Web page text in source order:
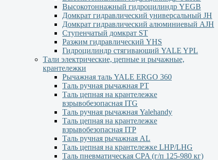
Высокотоннажный гидроцилиндр YEGВ
Домкрат гидравлический универсальный JH
Домкрат гидравлический алюминиевый АJH
Ступенчатый домкрат ST
Разжим гидравлический YHS
Гидроцилиндр стягивающий YALE YPL
Тали электрические, цепные и рычажные,
крантележки
Рычажная таль YALE ERGO 360
Таль ручная рычажная PT
Таль цепная на крантележке
взрывобезопасная ITG
Таль ручная рычажная Yalehandy
Таль цепная на крантележке
взрывобезопасная ITP
Таль ручная рычажная AL
Таль цепная на крантележке LHP/LHG
Таль пневматическая CPA (г/п 125-980 кг)